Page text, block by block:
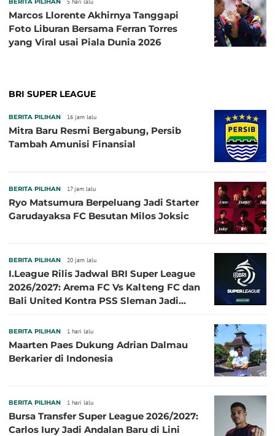
Marcos Llorente Akhirnya Tanggapi
Foto Liburan Bersama Ferran Torres
yang Viral usai Piala Dunia 2026
BRI SUPER LEAGUE
BERITA PILIHAN 16 jam lalu
Mitra Baru Resmi Bergabung, Persib
Tambah Amunisi Finansial
BERITA PILIHAN 17 jam lalu
Ryo Matsumura Berpeluang Jadi Starter
Garudayaksa FC Besutan Milos Joksic
BERITA PILIHAN 20 jam lalu
I.League Rilis Jadwal BRI Super League
2026/2027: Arema FC Vs Kalteng FC dan
Bali United Kontra PSS Sleman Jadi
BERITA PILIHAN 1 hari lalu
Maarten Paes Dukung Adrian Dalmau
Berkarier di Indonesia
BERITA PILIHAN 1 hari lalu
Bursa Transfer Super League 2026/2027:
Carlos Iury Jadi Andalan Baru di Lini